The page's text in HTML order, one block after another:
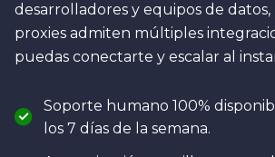
desarrolladores y equipos de
proxies admiten múltiples
puedas conectarte y escalar al
Soporte humano 100%
los 7 días de la semana.